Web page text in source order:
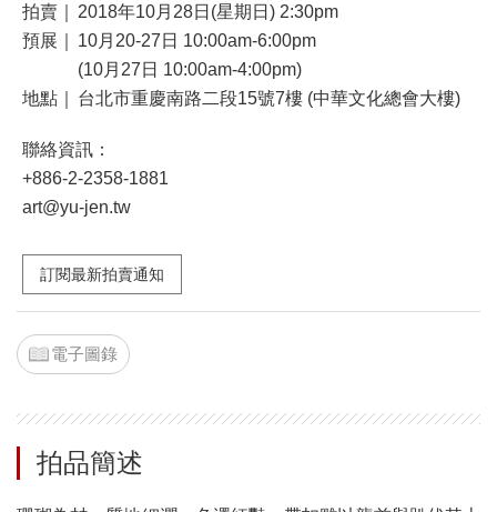
拍賣｜
2018年10月28日(星期日) 2:30pm
預展｜
10月20-27日 10:00am-6:00pm
(10月27日 10:00am-4:00pm)
地點｜
台北市重慶南路二段15號7樓 (中華文化總會大樓)
聯絡資訊：
+886-2-2358-1881
art@yu-jen.tw
訂閱最新拍賣通知
電子圖錄
拍品簡述